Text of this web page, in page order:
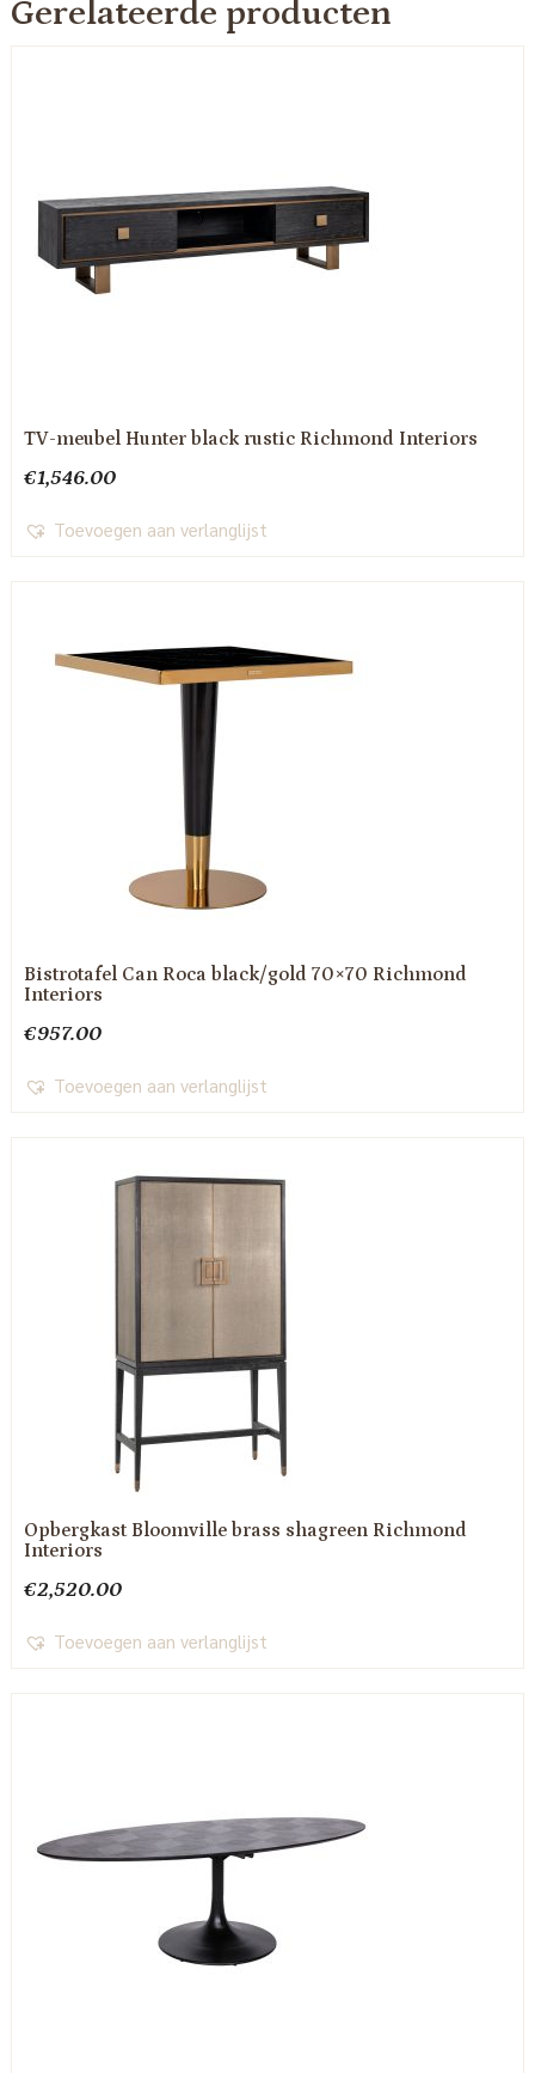
Gerelateerde producten
TV-meubel Hunter black rustic Richmond Interiors
€1,546.00
Toevoegen aan verlanglijst
Bistrotafel Can Roca black/gold 70×70 Richmond
Interiors
€957.00
Toevoegen aan verlanglijst
Opbergkast Bloomville brass shagreen Richmond
Interiors
€2,520.00
Toevoegen aan verlanglijst